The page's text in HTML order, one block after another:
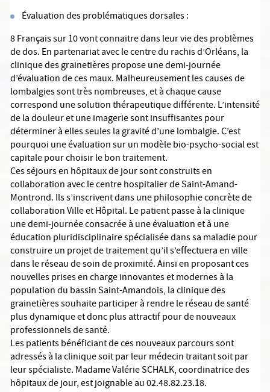
Évaluation des problématiques dorsales :
8 Français sur 10 vont connaitre dans leur vie des problèmes
de dos. En partenariat avec le centre du rachis d’Orléans, la
clinique des grainetières propose une demi-journée
d’évaluation de ces maux. Malheureusement les causes de
lombalgies sont très nombreuses, et à chaque cause
correspond une solution thérapeutique différente. L’intensité
de la douleur et une imagerie sont insuffisantes pour
déterminer à elles seules la gravité d’une lombalgie. C’est
pourquoi une évaluation sur un modèle bio-psycho-social est
capitale pour choisir le bon traitement.
Ces séjours en hôpitaux de jour sont construits en
collaboration avec le centre hospitalier de Saint-Amand-
Montrond. Ils s’inscrivent dans une philosophie concrète de
collaboration Ville et Hôpital. Le patient passe à la clinique
une demi-journée consacrée à une évaluation et à une
éducation pluridisciplinaire spécialisée dans sa maladie pour
construire un projet de traitement qu’il s’effectuera en ville
dans le réseau de soin de proximité. Ainsi en proposant ces
nouvelles prises en charge innovantes et modernes à la
population du bassin Saint-Amandois, la clinique des
grainetières souhaite participer à rendre le réseau de santé
plus dynamique et donc plus attractif pour de nouveaux
professionnels de santé.
Les patients bénéficiant de ces nouveaux parcours sont
adressés à la clinique soit par leur médecin traitant soit par
leur spécialiste. Madame Valérie SCHALK, coordinatrice des
hôpitaux de jour, est joignable au 02.48.82.23.18.